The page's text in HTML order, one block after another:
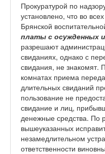
Прокуратурой по
установлено, что во
Брянской
платы с осужденных
разрешают
свиданиях, однако с
свидания, не знакомят.
комнатах приема
длительных свиданий
пользование не
свидание и лиц,
денежные средства. По
вышеуказанных
незамедлительном
ответственности